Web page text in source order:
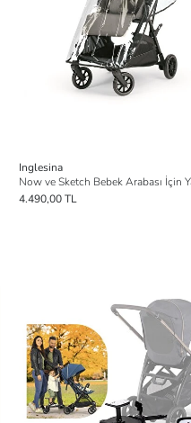
Inglesina
4.490,00 TL